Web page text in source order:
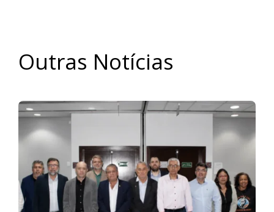
Outras Notícias